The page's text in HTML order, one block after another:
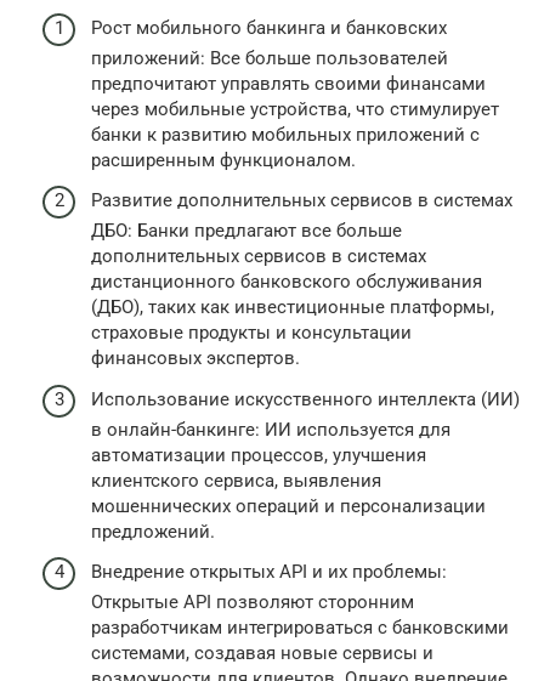
Рост мобильного банкинга и банковских
приложений: Все больше пользователей
предпочитают управлять своими финансами
через мобильные устройства, что стимулирует
банки к развитию мобильных приложений с
расширенным функционалом.
Развитие дополнительных сервисов в системах
ДБО: Банки предлагают все больше
дополнительных сервисов в системах
дистанционного банковского обслуживания
(ДБО), таких как инвестиционные платформы,
страховые продукты и консультации
финансовых экспертов.
Использование искусственного интеллекта (ИИ)
в онлайн-банкинге: ИИ используется для
автоматизации процессов, улучшения
клиентского сервиса, выявления
мошеннических операций и персонализации
предложений.
Внедрение открытых API и их проблемы:
Открытые API позволяют сторонним
разработчикам интегрироваться с банковскими
системами, создавая новые сервисы и